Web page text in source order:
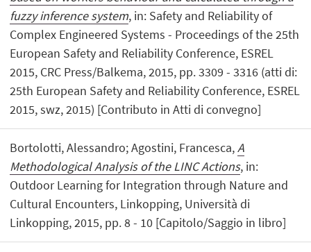
fuzzy inference system, in: Safety and Reliability of
Complex Engineered Systems - Proceedings of the 25th
European Safety and Reliability Conference, ESREL
2015, CRC Press/Balkema, 2015, pp. 3309 - 3316 (atti di:
25th European Safety and Reliability Conference, ESREL
2015, swz, 2015) [Contributo in Atti di convegno]
Bortolotti, Alessandro; Agostini, Francesca,A
Methodological Analysis of the LINC Actions, in:
Outdoor Learning for Integration through Nature and
Cultural Encounters, Linkopping, Università di
Linkopping, 2015, pp. 8 - 10 [Capitolo/Saggio in libro]